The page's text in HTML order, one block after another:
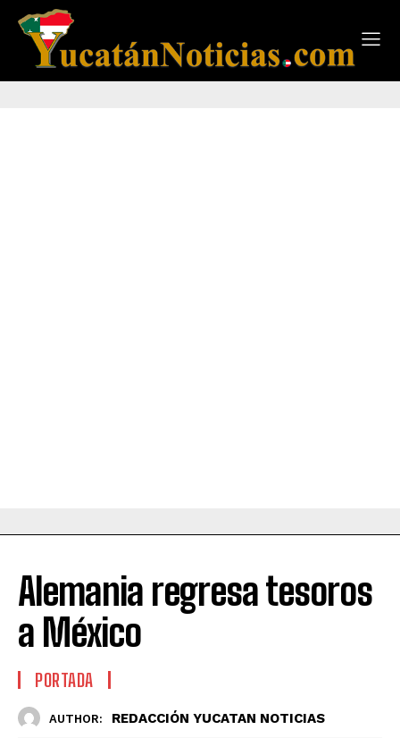
Alemania regresa tesoros
a México
PORTADA
AUTHOR: REDACCIÓN YUCATAN NOTICIAS